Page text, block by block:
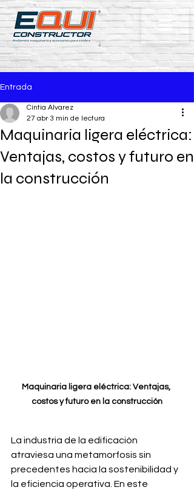
Entrada
Maquinaria ligera eléctrica:
Ventajas, costos y futuro en
la construcción
Cintia Alvarez
27 abr 3 min de lectura
Maquinaria ligera eléctrica: Ventajas,
costos y futuro en la construcción
La industria de la edificación
atraviesa una metamorfosis sin
precedentes hacia la sostenibilidad y
la eficiencia operativa. En este